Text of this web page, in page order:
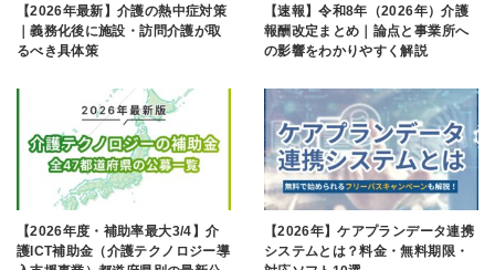
【2026年最新】介護の熱中症対策
｜義務化後に施設・訪問介護が取
るべき具体策
【速報】令和8年（2026年）介護
報酬改定まとめ｜論点と事業所へ
の影響をわかりやすく解説
【2026年度・補助率最大3/4】介
護ICT補助金（介護テクノロジー導
【2026年】ケアプランデータ連携
システムとは？料金・無料期限・